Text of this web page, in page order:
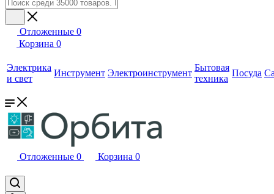
Отложенные 0
Корзина 0
Электрика
и свет
Инструмент Электроинструмент
Бытовая
техника
Посуда
Отложенные 0 Корзина 0